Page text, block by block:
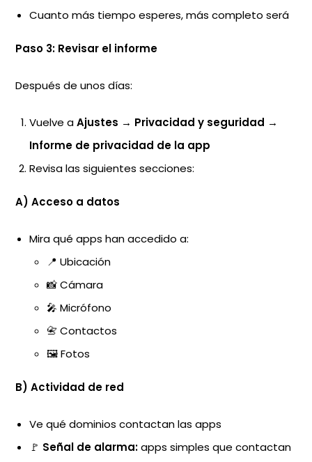
Cuanto más tiempo esperes, más completo será
Paso 3: Revisar el informe
Después de unos días:
Vuelve aAjustes → Privacidad y seguridad →
Informe de privacidad de la app
Revisa las siguientes secciones:
A) Acceso a datos
Mira qué apps han accedido a:
📍 Ubicación
📸 Cámara
🎤 Micrófono
📇 Contactos
🖼️ Fotos
B) Actividad de red
Ve qué dominios contactan las apps
🚩 Señal de alarma:apps simples que contactan